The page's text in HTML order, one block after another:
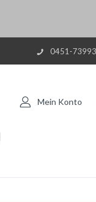
0451-
Mein Konto